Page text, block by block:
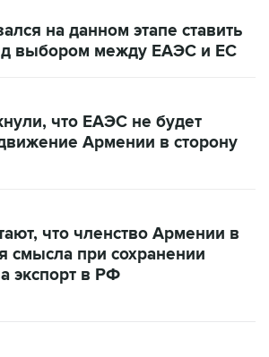
на данном этапе ставить
выбором между ЕАЭС и ЕС
что ЕАЭС не будет
Армении в сторону
что членство Армении в
смысла при сохранении
экспорт в РФ